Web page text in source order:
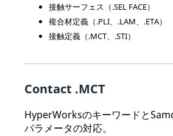
接触サーフェス（.SEL FACE）
複合材定義（.PLI、.LAM、.ETA）
接触定義（.MCT、.STI）
Contact .MCT
HyperWorksのキーワードと
パラメータの対応。